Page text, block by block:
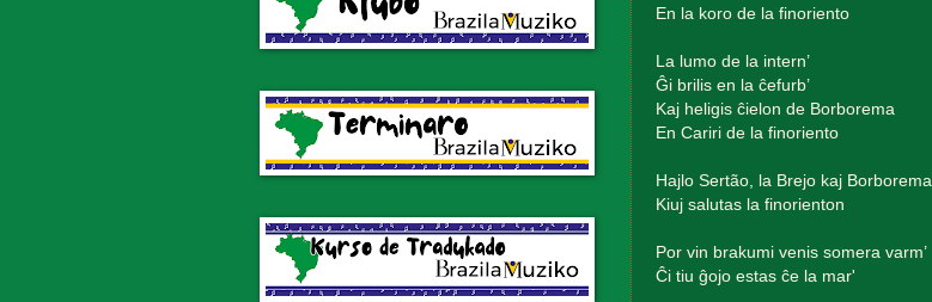
En la koro de la finoriento
La lumo de la intern’
Ĝi brilis en la ĉefurb’
Kaj heligis ĉielon de Borborema
En Cariri de la finoriento
Hajlo Sertão, la Brejo kaj Borborema
Kiuj salutas la finorienton
Por vin brakumi venis somera varm’
Ĉi tiu ĝojo estas ĉe la mar'